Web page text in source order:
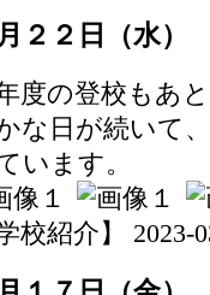
２２日（水
度の登校もあ
な日が続いて
います。
学校紹介】 2023-